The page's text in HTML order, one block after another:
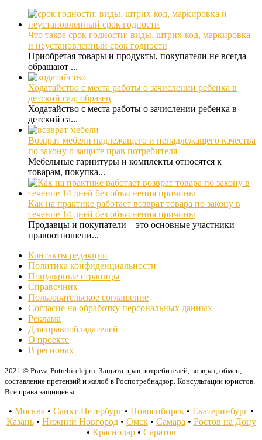
Что такое срок годности: виды, штрих-код, маркировка
и неустановленный срок годности
Приобретая товары и продукты, покупатели не всегда
обращают ...
Ходатайство с места работы о зачислении ребенка в
детский сад: образец
Ходатайство с места работы о зачислении ребенка в
детский са...
Возврат мебели надлежащего и ненадлежащего качества
по закону о защите прав потребителя
Мебельные гарнитуры и комплекты относятся к
товарам, покупка...
Как на практике работает возврат товара по закону в
течение 14 дней без объяснения причины
Продавцы и покупатели – это основные участники
правоотношени...
Контакты редакции
Политика конфиденциальности
Популярные страницы
Справочник
Пользовательское соглашение
Согласие на обработку персональных данных
Реклама
Для правообладателей
О проекте
В регионах
2021 © Prava-Potrebitelej.ru. Защита прав потребителей, возврат, обмен,
составление претензий и жалоб в Роспотребнадзор. Консультации юристов.
Все права защищены.
• Москва • Санкт-Петербург• Новосибирск• Екатеринбург•
Казань• Нижний Новгород• Омск• Самара • Ростов на Дону
• Краснодар• Саратов